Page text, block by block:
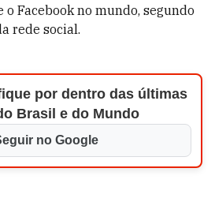
Facebook no mundo, segundo
rede social.
por dentro das últimas
Brasil e do Mundo
no Google